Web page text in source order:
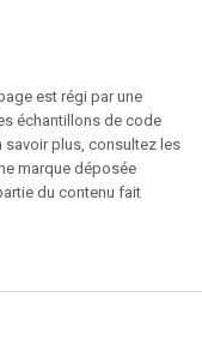
est régi par une
échantillons de code
savoir plus, consultez les
marque déposée
du contenu fait